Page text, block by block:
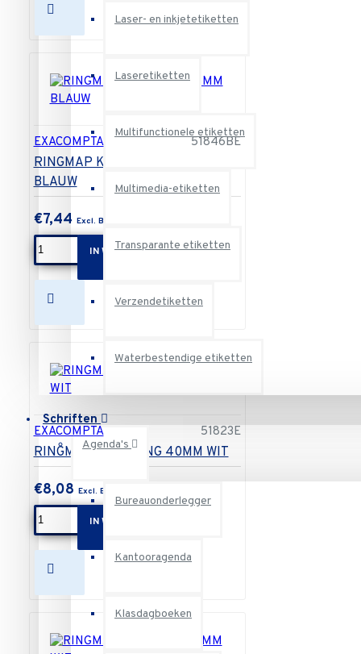
Laser- en inkjetetiketten
Laseretiketten
Multifunctionele etiketten
Multimedia-etiketten
Transparante etiketten
Verzendetiketten
Waterbestendige etiketten
Schriften
Agenda's
Bureauonderlegger
Kantooragenda
Klasdagboeken
EXACOMPTA 51846BE
RINGMAP KC 4DRING 25MM
BLAUW
€7,44
IN WINKELWAGEN
EXACOMPTA 51823E
RINGMAP KC 2DRING 40MM WIT
€8,08
IN WINKELWAGEN